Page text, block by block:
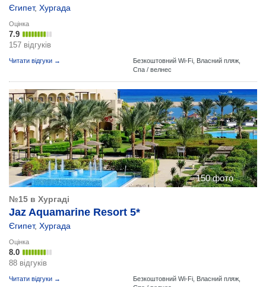
Єгипет, Хургада
Оцінка
7.9
157 відгуків
Читати відгуки → Безкоштовний Wi-Fi, Власний пляж,
Спа / велнес
150 фото
№15 в Хургаді
Jaz Aquamarine Resort 5*
Єгипет, Хургада
Оцінка
8.0
88 відгуків
Читати відгуки → Безкоштовний Wi-Fi, Власний пляж,